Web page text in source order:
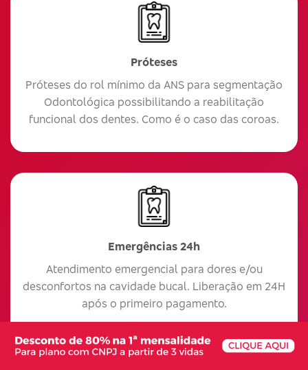
Próteses
Próteses do rol mínimo da ANS para segmentação
Odontológica possibilitando a reabilitação
funcional dos dentes. Como é o caso das coroas.
Emergências 24h
Atendimento emergencial para dores e/ou
desconfortos na cavidade bucal. Liberação em 24H
após o primeiro pagamento.